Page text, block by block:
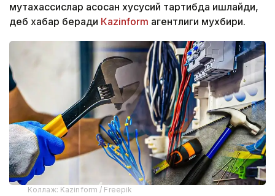
мутахассислар асосан хусусий тартибда ишлайди,
деб хабар беради Каzinform агентлиги мухбири.
Коллаж: Kazinform / Freepik